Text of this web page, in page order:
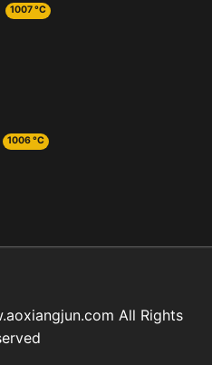
1007 °C
1006 °C
All Rights